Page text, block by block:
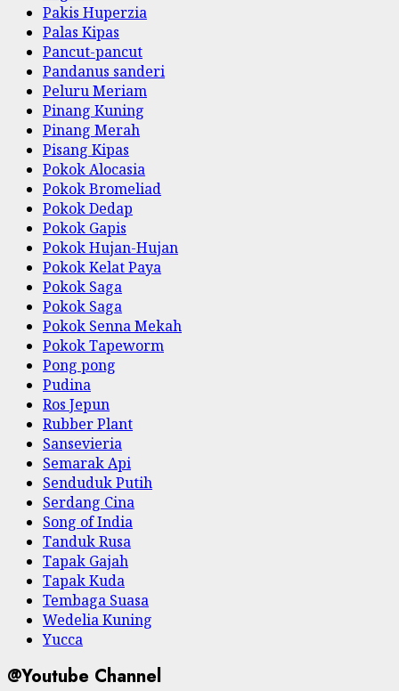
Pakis Huperzia
Palas Kipas
Pancut-pancut
Pandanus sanderi
Peluru Meriam
Pinang Kuning
Pinang Merah
Pisang Kipas
Pokok Alocasia
Pokok Bromeliad
Pokok Dedap
Pokok Gapis
Pokok Hujan-Hujan
Pokok Kelat Paya
Pokok Saga
Pokok Saga
Pokok Senna Mekah
Pokok Tapeworm
Pong pong
Pudina
Ros Jepun
Rubber Plant
Sansevieria
Semarak Api
Senduduk Putih
Serdang Cina
Song of India
Tanduk Rusa
Tapak Gajah
Tapak Kuda
Tembaga Suasa
Wedelia Kuning
Yucca
@Youtube Channel